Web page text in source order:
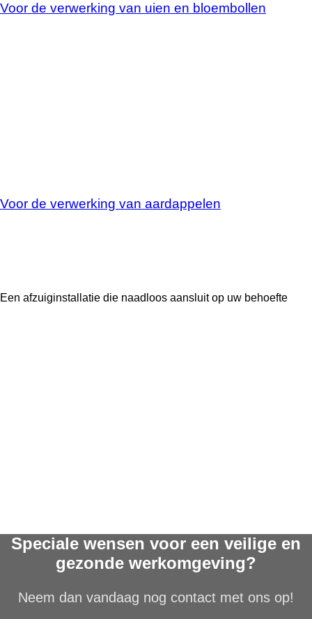
Voor de verwerking van uien en bloembollen
Voor de verwerking van aardappelen
Een afzuiginstallatie die naadloos aansluit op uw behoefte
Speciale wensen voor een veilige en
gezonde werkomgeving?
Neem dan vandaag nog contact met ons op!